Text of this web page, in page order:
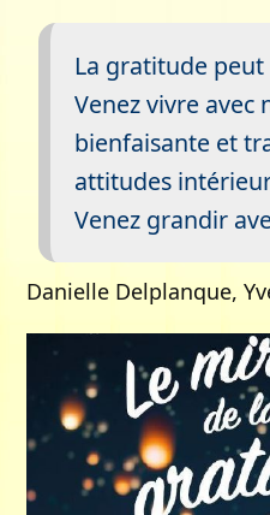
La gratitude
Venez vivre avec
bienfaisante et
attitudes
Venez grandir
Danielle Delplanque,